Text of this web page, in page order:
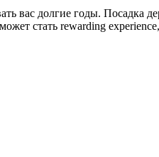
вас долгие годы. Посадка
стать rewarding